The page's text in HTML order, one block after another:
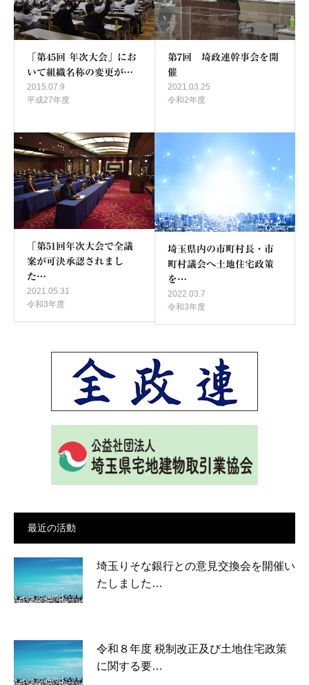
「第45回 年次大会」にお
いて組織名称の変更が…
2015.07.9
平成27年度
第7回 埼政連幹事会を開
催
2021.03.25
令和2年度
「第51回年次大会で全議
案が可決承認されまし
た…
2021.05.31
令和3年度
埼玉県内の市町村長・市
町村議会へ土地住宅政策
を…
2022.03.7
令和3年度
最近の活動
埼玉りそな銀行との意見交換会を開催い
たしました…
令和８年度 税制改正及び土地住宅政策
に関する要…